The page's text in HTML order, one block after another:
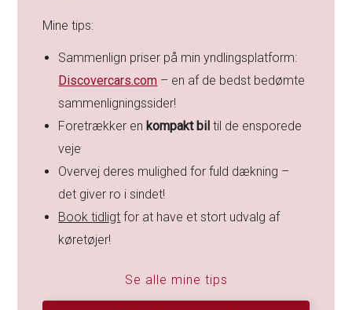
Mine tips:
Sammenlign priser på min yndlingsplatform:
Discovercars.com – en af de bedst bedømte
sammenligningssider!
Foretrækker en kompakt bil til de ensporede
veje
Overvej deres mulighed for fuld dækning –
det giver ro i sindet!
Book tidligt for at have et stort udvalg af
køretøjer!
Se alle mine tips